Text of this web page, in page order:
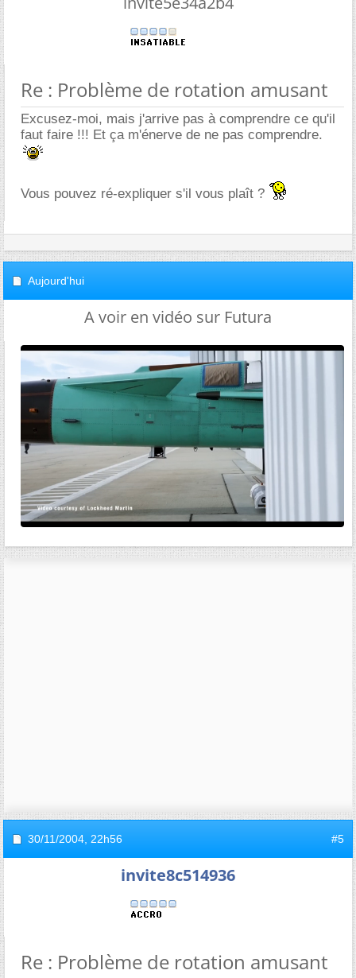
Re : Problème de rotation amusant
Excusez-moi, mais j'arrive pas à comprendre ce qu'il
faut faire !!! Et ça m'énerve de ne pas comprendre.
Vous pouvez ré-expliquer s'il vous plaît ?
Aujourd'hui
A voir en vidéo sur Futura
30/11/2004, 22h56 #5
invite8c514936
Re : Problème de rotation amusant